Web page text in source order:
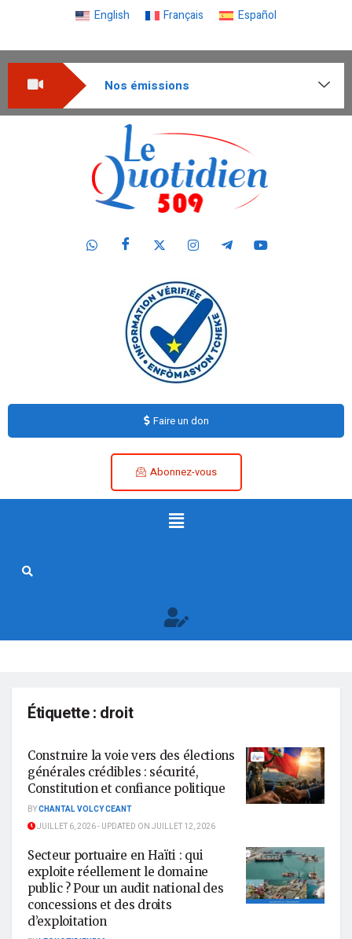
English Français Español
Nos émissions
Faire un don
Abonnez-vous
Étiquette : droit
Construire la voie vers des élections
générales crédibles : sécurité,
Constitution et confiance politique
BYCHANTAL VOLCY CEANT
JUILLET 6, 2026 - UPDATED ON JUILLET 12, 2026
Secteur portuaire en Haïti : qui
exploite réellement le domaine
public ? Pour un audit national des
concessions et des droits
d’exploitation